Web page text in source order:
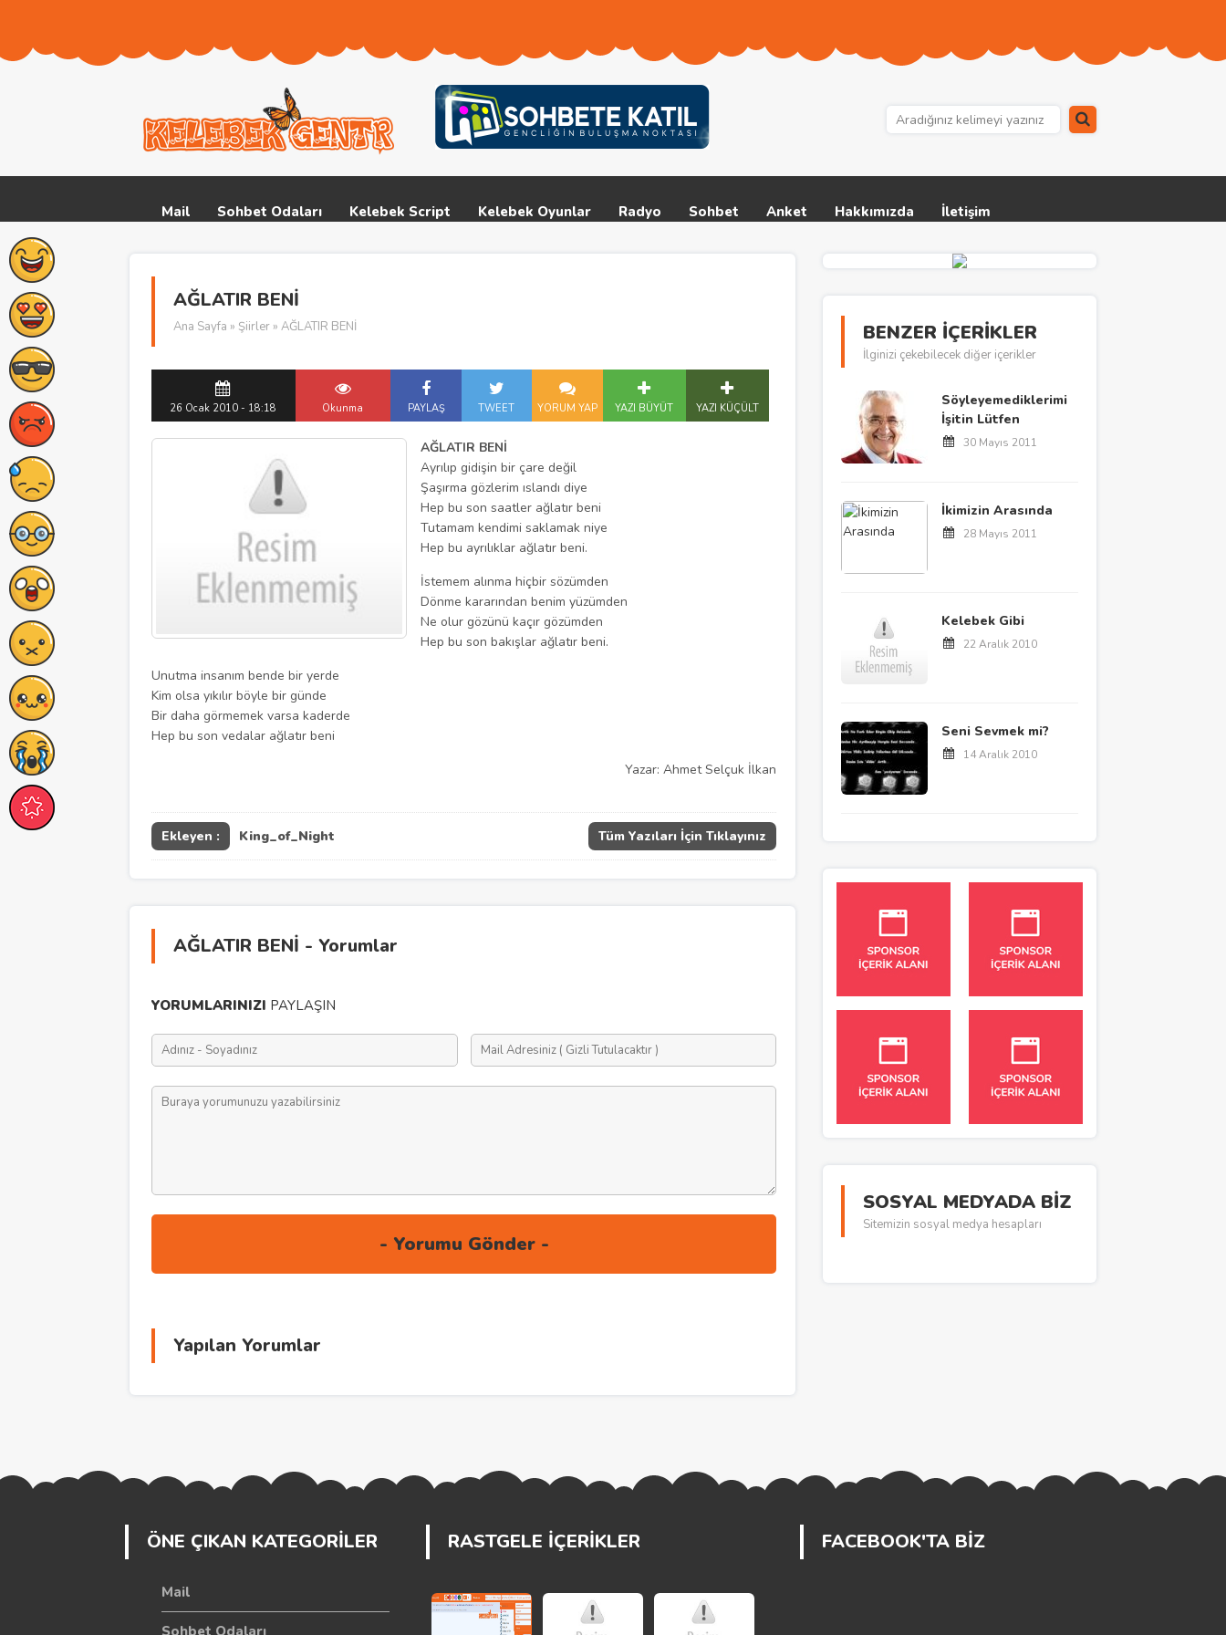
Mail Sohbet Odaları Kelebek Script Kelebek Oyunlar Radyo Sohbet Anket Hakkımızda İletişim
AĞLATIR BENİ
Ana Sayfa » Şiirler » AĞLATIR BENİ
26 Ocak 2010 - 18:18 Okunma PAYLAŞ TWEET YORUM YAP YAZI BÜYÜT YAZI KÜÇÜLT
AĞLATIR BENİ
Ayrılıp gidişin bir çare değil
Şaşırma gözlerim ıslandı diye
Hep bu son saatler ağlatır beni
Tutamam kendimi saklamak niye
Hep bu ayrılıklar ağlatır beni.
İstemem alınma hiçbir sözümden
Dönme kararından benim yüzümden
Ne olur gözünü kaçır gözümden
Hep bu son bakışlar ağlatır beni.
Unutma insanım bende bir yerde
Kim olsa yıkılır böyle bir günde
Bir daha görmemek varsa kaderde
Hep bu son vedalar ağlatır beni
Yazar: Ahmet Selçuk İlkan
Ekleyen : King_of_Night Tüm Yazıları İçin Tıklayınız
AĞLATIR BENİ - Yorumlar
YORUMLARINIZI PAYLAŞIN
Yapılan Yorumlar
BENZER İÇERİKLER
İlginizi çekebilecek diğer içerikler
Söyleyemediklerimi
İşitin Lütfen
30 Mayıs 2011
İkimizin Arasında
28 Mayıs 2011
Kelebek Gibi
22 Aralık 2010
Seni Sevmek mi?
14 Aralık 2010
SOSYAL MEDYADA BİZ
Sitemizin sosyal medya hesapları
ÖNE ÇIKAN KATEGORİLER
Mail
Sohbet Odaları
RASTGELE İÇERİKLER FACEBOOK'TA BİZ